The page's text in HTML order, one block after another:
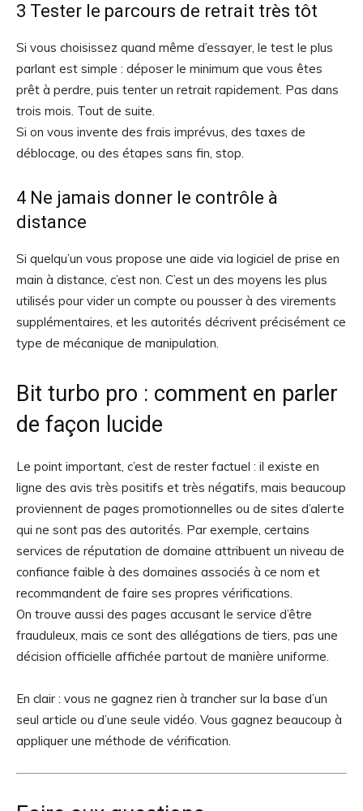
3 Tester le parcours de retrait très tôt
Si vous choisissez quand même d’essayer, le test le plus
parlant est simple : déposer le minimum que vous êtes
prêt à perdre, puis tenter un retrait rapidement. Pas dans
trois mois. Tout de suite.
Si on vous invente des frais imprévus, des taxes de
déblocage, ou des étapes sans fin, stop.
4 Ne jamais donner le contrôle à
distance
Si quelqu’un vous propose une aide via logiciel de prise en
main à distance, c’est non. C’est un des moyens les plus
utilisés pour vider un compte ou pousser à des virements
supplémentaires, et les autorités décrivent précisément ce
type de mécanique de manipulation.
Bit turbo pro : comment en parler
de façon lucide
Le point important, c’est de rester factuel : il existe en
ligne des avis très positifs et très négatifs, mais beaucoup
proviennent de pages promotionnelles ou de sites d’alerte
qui ne sont pas des autorités. Par exemple, certains
services de réputation de domaine attribuent un niveau de
confiance faible à des domaines associés à ce nom et
recommandent de faire ses propres vérifications.
On trouve aussi des pages accusant le service d’être
frauduleux, mais ce sont des allégations de tiers, pas une
décision officielle affichée partout de manière uniforme.
En clair : vous ne gagnez rien à trancher sur la base d’un
seul article ou d’une seule vidéo. Vous gagnez beaucoup à
appliquer une méthode de vérification.